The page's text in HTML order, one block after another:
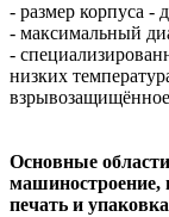
- размер корпуса -
- максимальный
-
низких
Основные
машиностроение,
печать и